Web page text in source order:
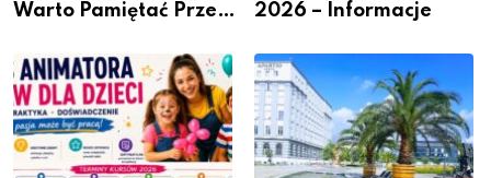
Warto Pamiętać Przed
2026 – Informacje